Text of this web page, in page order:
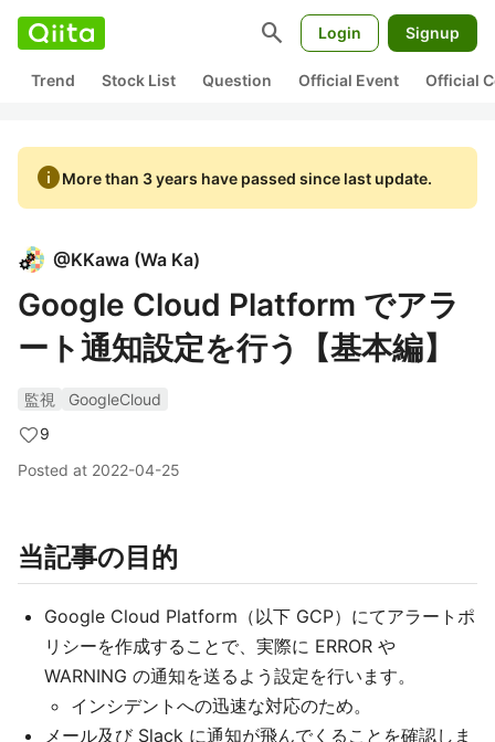
search Login Signup
Trend Stock List Question Official Event Official
infoMore than 3 years have passed since last update.
@KKawa (Wa Ka)
Google Cloud Platform でアラ
ート通知設定を行う【基本編】
監視
GoogleCloud
9
Posted at 2022-04-25
当記事の目的
Google Cloud Platform（以下 GCP）にてアラートポ
リシーを作成することで、実際に ERROR や
WARNING の通知を送るよう設定を行います。
インシデントへの迅速な対応のため。
メール及び Slack に通知が飛んでくることを確認しま